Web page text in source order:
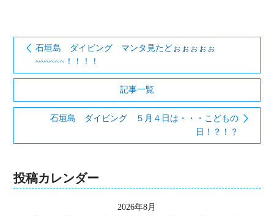
石垣島 ダイビング マンタ見たどぉぉぉぉぉ
~~~~~~！！！！
記事一覧
石垣島 ダイビング ５月４日は・・・こどもの
日！？！？
投稿カレンダー
2026年8月